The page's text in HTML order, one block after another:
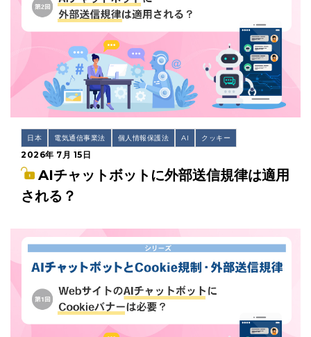
日本 電気通信事業法 個人情報保護法 AI クッキー
2026年 7月 15日
AIチャットボットに外部送信規律は適用
される？